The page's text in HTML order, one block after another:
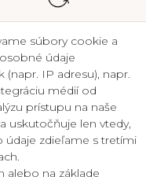
Zostavte jednotlivé
výbery
súbory cookie a
údaje
(napr. IP adresu), napr.
médií od
prístupu na naše
uskutočňuje len vtedy,
údaje zdieľame s tretími
alebo na základe